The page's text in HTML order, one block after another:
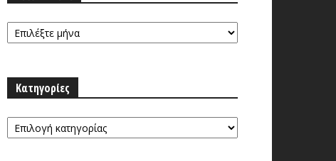
Αρχειοθήκη
Κατηγορίες
Κατηγορίες